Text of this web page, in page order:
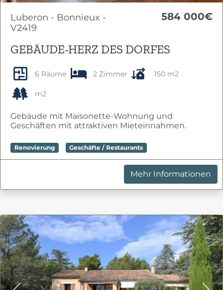
Luberon - Bonnieux -
V2419
584 000€
GEBÄUDE-HERZ DES DORFES
6 Räume 2 Zimmer 150 m2
m2
Gebäude mit Maisonette-Wohnung und
Geschäften mit attraktiven Mieteinnahmen.
Renovierung Geschäfte / Restaurants
Mehr Informationen